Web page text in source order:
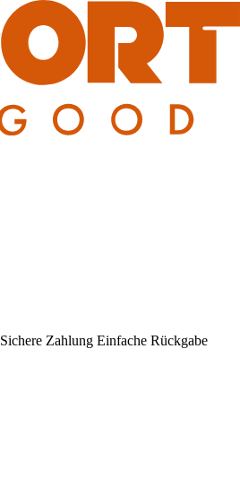
Sichere Zahlung Einfache Rückgabe